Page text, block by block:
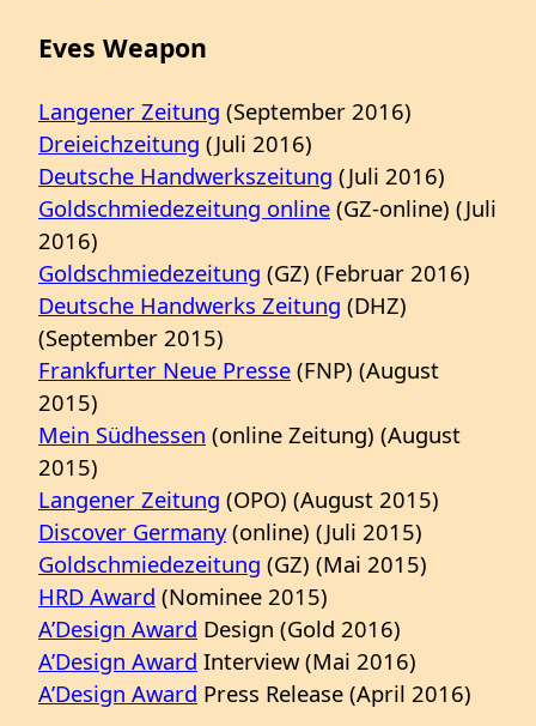
Eves Weapon
Langener Zeitung (September 2016)
Dreieichzeitung (Juli 2016)
Deutsche Handwerkszeitung (Juli 2016)
Goldschmiedezeitung online (GZ-online) (Juli
2016)
Goldschmiedezeitung (GZ) (Februar 2016)
Deutsche Handwerks Zeitung (DHZ)
(September 2015)
Frankfurter Neue Presse (FNP) (August
2015)
Mein Südhessen (online Zeitung) (August
2015)
Langener Zeitung (OPO) (August 2015)
Discover Germany(online) (Juli 2015)
Goldschmiedezeitung (GZ) (Mai 2015)
HRD Award (Nominee 2015)
A’Design Award Design (Gold 2016)
A’Design Award Interview (Mai 2016)
A’Design Award Press Release (April 2016)